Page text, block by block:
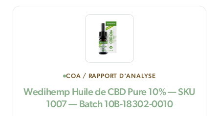
COA / RAPPORT D'ANALYSE
Wedihemp Huile de CBD Pure 10% — SKU
1007 — Batch 10B-18302-0010